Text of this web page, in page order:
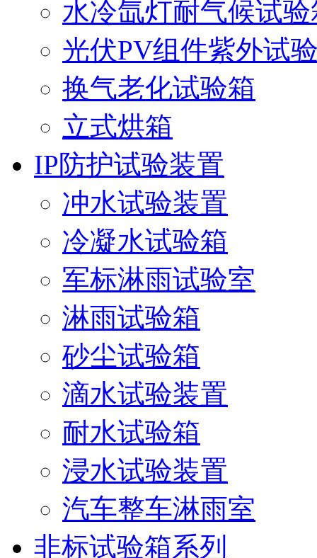
水冷氙灯耐气候试验
光伏PV组件紫外试
换气老化试验箱
立式烘箱
IP防护试验装置
冲水试验装置
冷凝水试验箱
军标淋雨试验室
淋雨试验箱
砂尘试验箱
滴水试验装置
耐水试验箱
浸水试验装置
汽车整车淋雨室
非标试验箱系列